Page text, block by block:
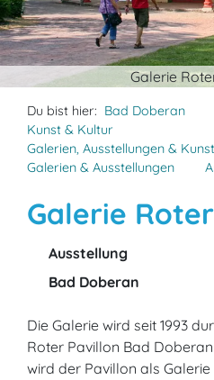
Galerie
Du bist hier: Bad Doberan
Kunst & Kultur
Galerien, Ausstellungen &
Galerien & Ausstellungen
Galerie
Ausstellung
Bad Doberan
Die Galerie wird seit 1993
Roter Pavillon Bad Doberan
wird der Pavillon als